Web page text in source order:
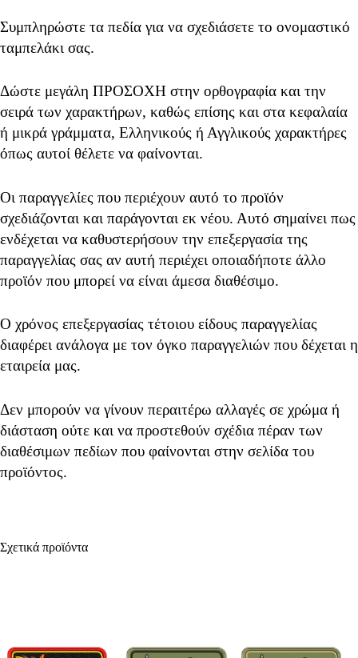
Συμπληρώστε τα πεδία για να σχεδιάσετε το ονομαστικό
ταμπελάκι σας.
Δώστε μεγάλη ΠΡΟΣΟΧΗ στην ορθογραφία και την
σειρά των χαρακτήρων, καθώς επίσης και στα κεφαλαία
ή μικρά γράμματα, Ελληνικούς ή Αγγλικούς χαρακτήρες
όπως αυτοί θέλετε να φαίνονται.
Οι παραγγελίες που περιέχουν αυτό το προϊόν
σχεδιάζονται και παράγονται εκ νέου. Αυτό σημαίνει πως
ενδέχεται να καθυστερήσουν την επεξεργασία της
παραγγελίας σας αν αυτή περιέχει οποιαδήποτε άλλο
προϊόν που μπορεί να είναι άμεσα διαθέσιμο.
Ο χρόνος επεξεργασίας τέτοιου είδους παραγγελίας
διαφέρει ανάλογα με τον όγκο παραγγελιών που δέχεται η
εταιρεία μας.
Δεν μπορούν να γίνουν περαιτέρω αλλαγές σε χρώμα ή
διάσταση ούτε και να προστεθούν σχέδια πέραν των
διαθέσιμων πεδίων που φαίνονται στην σελίδα του
προϊόντος.
Σχετικά προϊόντα